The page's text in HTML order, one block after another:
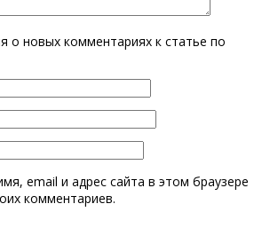
о новых комментариях к статье по
email и адрес сайта в этом браузере
комментариев.